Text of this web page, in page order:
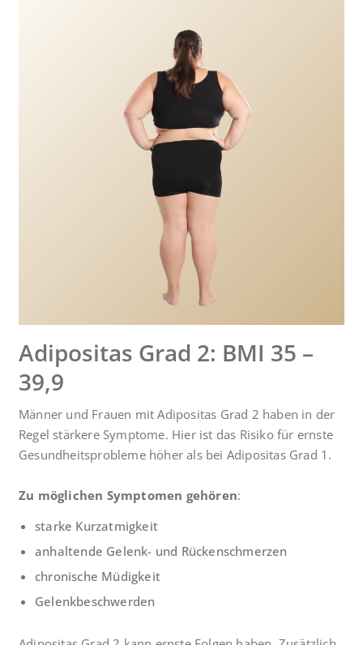
Adipositas Grad 2: BMI 35 –
39,9
Männer und Frauen mit Adipositas Grad 2 haben in der
Regel stärkere Symptome. Hier ist das Risiko für ernste
Gesundheitsprobleme höher als bei Adipositas Grad 1.
Zu möglichen Symptomen gehören:
starke Kurzatmigkeit
anhaltende Gelenk- und Rückenschmerzen
chronische Müdigkeit
Gelenkbeschwerden